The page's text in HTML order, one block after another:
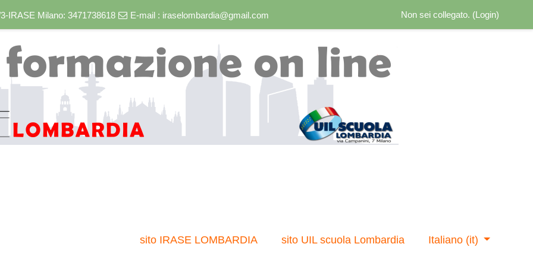
IRASE Milano: 3471738618
E-mail : iraselombardia@gmail.com Non sei collegato. (Login)
sito IRASE LOMBARDIA sito UIL scuola Lombardia Italiano ‎(it)‎